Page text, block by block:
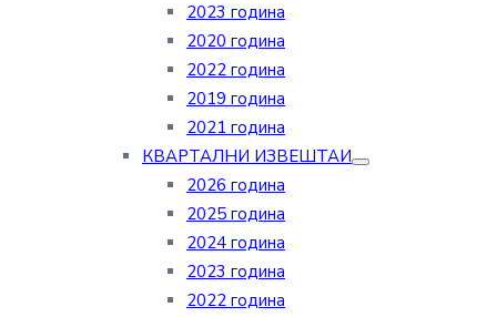
2023 година
2020 година
2022 година
2019 година
2021 година
КВАРТАЛНИ ИЗВЕШТАИ
2026 година
2025 година
2024 година
2023 година
2022 година